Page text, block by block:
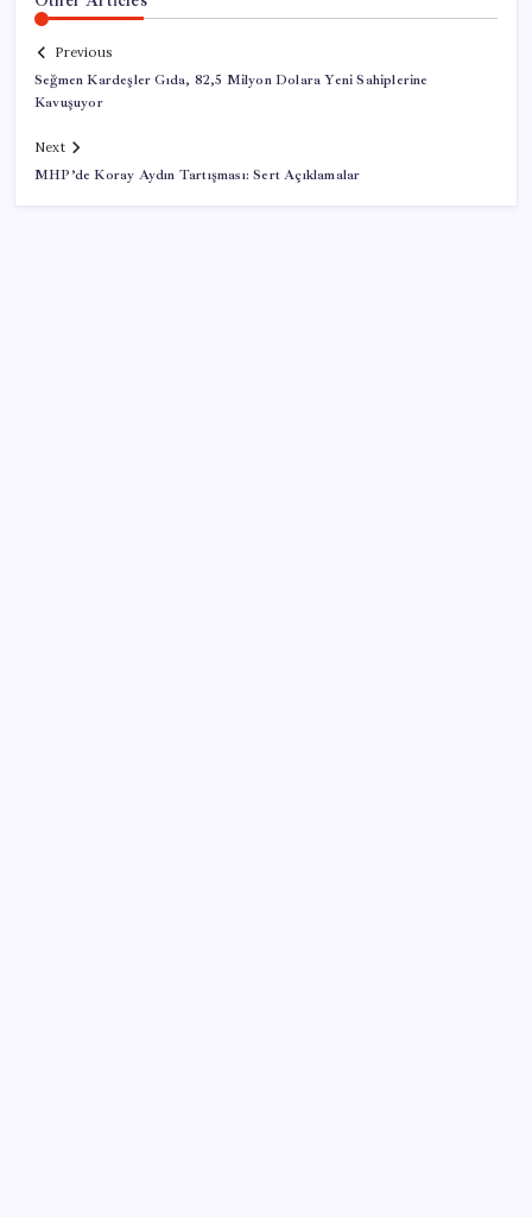
Previous
Seğmen Kardeşler Gıda, 82,5 Milyon Dolara Yeni Sahiplerine
Kavuşuyor
Next
MHP’de Koray Aydın Tartışması: Sert Açıklamalar